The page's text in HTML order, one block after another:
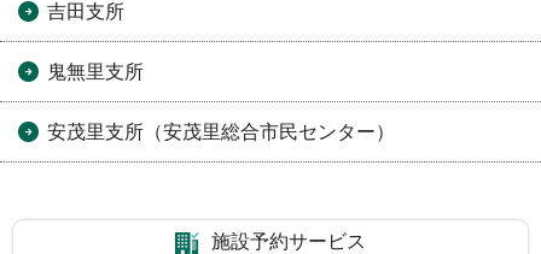
吉田支所
鬼無里支所
安茂里支所（安茂里総合市民センター）
施設予約サービス